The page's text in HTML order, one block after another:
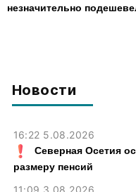
Новости
16:22 5.08.2026
Северная Осетия
размеру пенсий
11:09 3.08.2026
незначительно